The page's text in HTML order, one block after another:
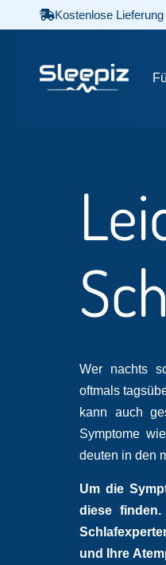
Kostenlose
Wer nachts
oftmals
kann auch
Symptome
deuten in den
Um die
diese
und Ihre